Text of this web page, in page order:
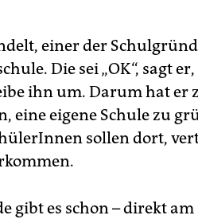
einer der
Die sei „OK“, sagt
ihn um. Darum hat er
eine eigene Schule zu
sollen dort,
gibt es schon – direkt